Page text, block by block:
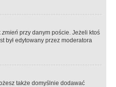
zmień przy danym poście. Jeżeli ktoś
był edytowany przez moderatora
także domyślnie dodawać